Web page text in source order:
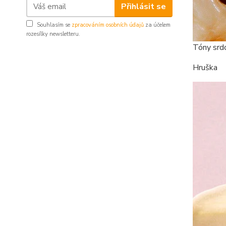
Přihlásit se
Souhlasím se zpracováním osobních údajů za účelem
rozesílky newsletteru.
Tóny
Hruška